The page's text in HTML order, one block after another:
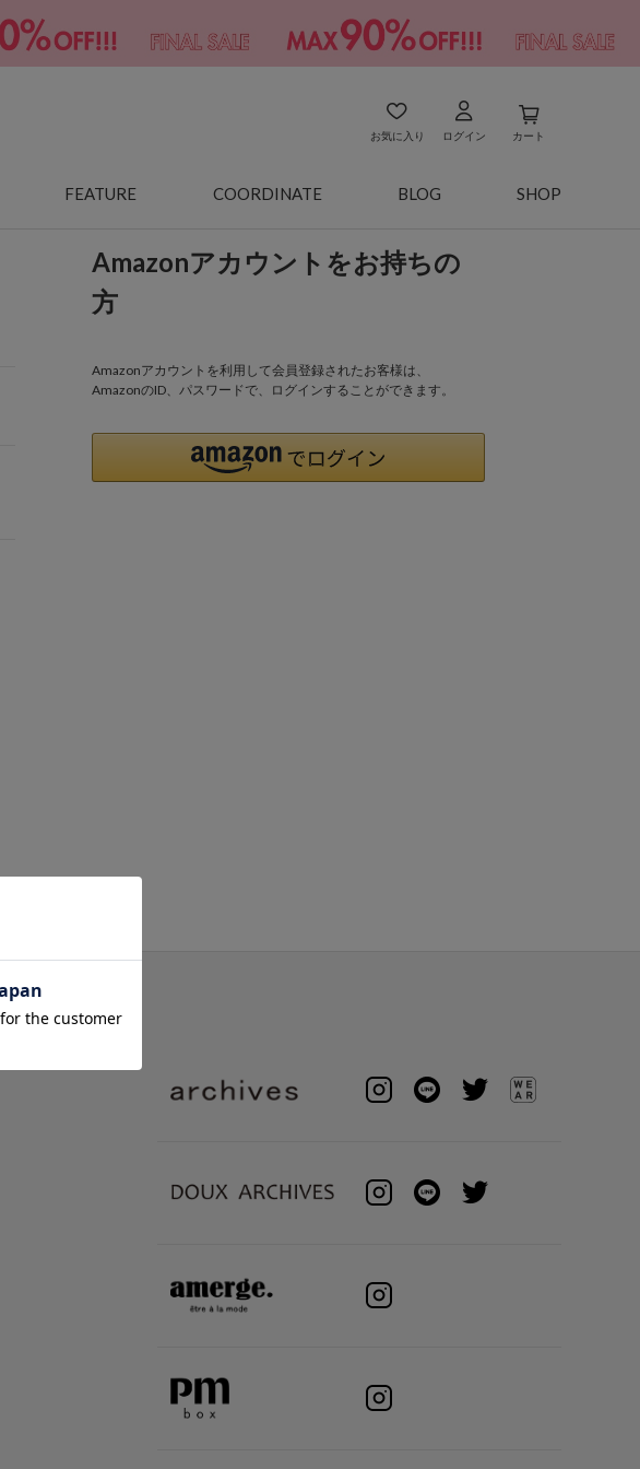
お気に入り ログイン カート
FEATURE COORDINATE BLOG SHOP
Amazonアカウントをお持ちの
方
Amazonアカウントを利用して会員登録されたお客様は、
AmazonのID、パスワードで、ログインすることができます。